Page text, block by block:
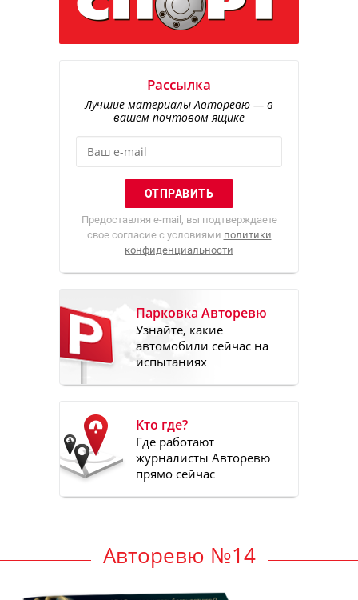
Рассылка
Лучшие материалы Авторевю — в
вашем почтовом ящике
Предоставляя e-mail, вы подтверждаете
свое согласие с условиями политики
конфиденциальности
Парковка Авторевю
Узнайте, какие
автомобили сейчас на
испытаниях
Кто где?
Где работают
журналисты Авторевю
прямо сейчас
Авторевю №14